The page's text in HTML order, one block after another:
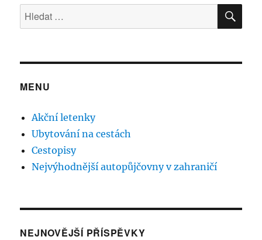
Hledat:
MENU
Akční letenky
Ubytování na cestách
Cestopisy
Nejvýhodnější autopůjčovny v zahraničí
NEJNOVĚJŠÍ PŘÍSPĚVKY